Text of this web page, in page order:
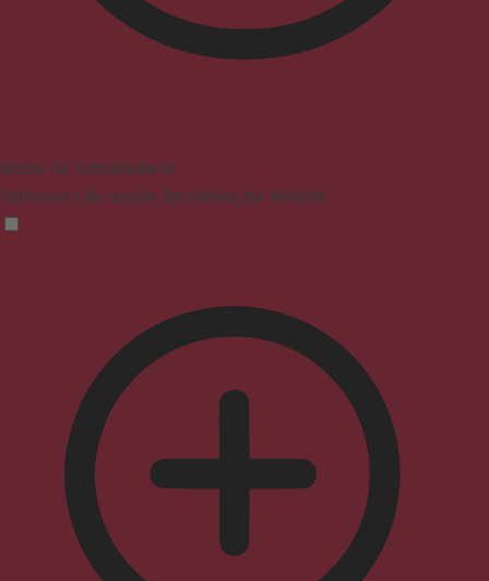
Modus für Sehbehinderte
Verbessert die visuelle Darstellung der Website